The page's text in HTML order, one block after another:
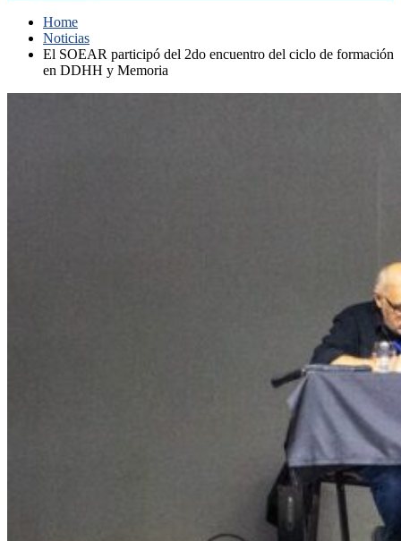
Home
Noticias
El SOEAR participó del 2do encuentro del ciclo de formación
en DDHH y Memoria